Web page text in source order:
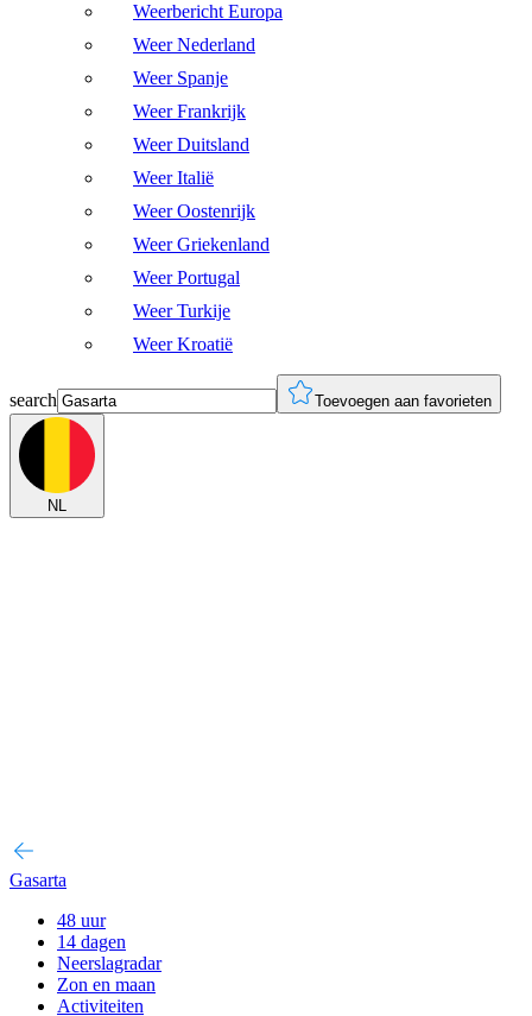
Weerbericht Europa
Weer Nederland
Weer Spanje
Weer Frankrijk
Weer Duitsland
Weer Italië
Weer Oostenrijk
Weer Griekenland
Weer Portugal
Weer Turkije
Weer Kroatië
search Toevoegen aan favorieten
NL
Gasarta
48 uur
14 dagen
Neerslagradar
Zon en maan
Activiteiten